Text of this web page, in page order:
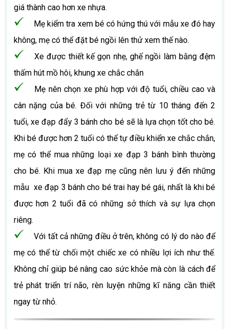
giá thành cao hơn xe nhựa.
Mẹ kiểm tra xem bé có hứng thú với mẫu xe đó hay
không, mẹ có thể đặt bé ngồi lên thử xem thế nào.
Xe được thiết kế gọn nhẹ, ghế ngồi làm bằng đệm
thấm hút mồ hôi, khung xe chắc chắn
Mẹ nên chọn xe phù hợp với độ tuổi, chiều cao và
cân nặng của bé. Đối với những trẻ từ 10 tháng đến 2
tuổi, xe đạp đẩy 3 bánh cho bé sẽ là lựa chọn tốt cho bé.
Khi bé được hơn 2 tuổi có thể tự điều khiển xe chắc chắn,
mẹ có thể mua những loại xe đạp 3 bánh bình thường
cho bé. Khi mua xe đạp mẹ cũng nên lưu ý đến những
mẫu xe đạp 3 bánh cho bé trai hay bé gái, nhất là khi bé
được hơn 2 tuổi đã có những sở thích và sự lựa chọn
riêng.
Với tất cả những điều ở trên, không có lý do nào để
mẹ có thể từ chối một chiếc xe có nhiều lợi ích như thế.
Không chỉ giúp bé nâng cao sức khỏe mà còn là cách để
trẻ phát triển trí não, rèn luyện những kĩ năng cần thiết
ngay từ nhỏ.